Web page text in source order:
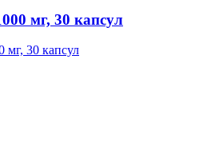
мг, 30 капсул